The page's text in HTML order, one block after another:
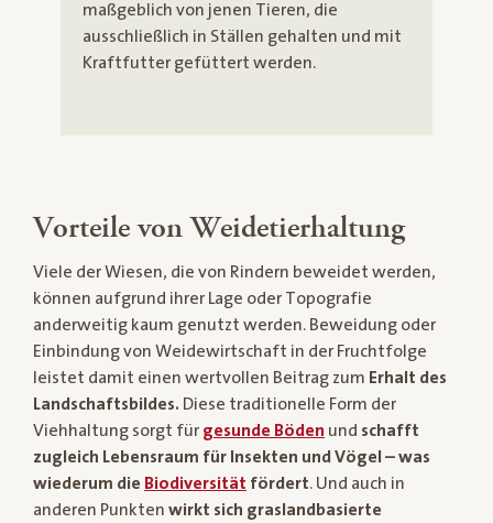
maßgeblich von jenen Tieren, die
ausschließlich in Ställen gehalten und mit
Kraftfutter gefüttert werden.
Vorteile von Weidetierhaltung
Viele der Wiesen, die von Rindern beweidet werden,
können aufgrund ihrer Lage oder Topografie
anderweitig kaum genutzt werden. Beweidung oder
Einbindung von Weidewirtschaft in der Fruchtfolge
leistet damit einen wertvollen Beitrag zum Erhalt des
Landschaftsbildes. Diese traditionelle Form der
Viehhaltung sorgt für gesunde Böden und schafft
zugleich Lebensraum für Insekten und Vögel – was
wiederum die Biodiversität fördert. Und auch in
anderen Punkten wirkt sich graslandbasierte